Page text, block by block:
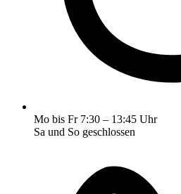
Mo bis Fr 7:30 – 13:45 Uhr
Sa und So geschlossen